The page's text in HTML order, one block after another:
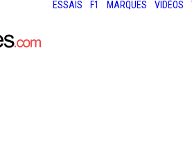
ESSAIS F1 MARQUES VIDÉOS